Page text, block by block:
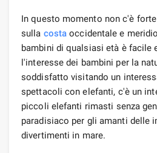
In questo momento non c'è
sulla costa occidentale e
bambini di qualsiasi età è facile
l'interesse dei bambini per la
soddisfatto visitando un
spettacoli con elefanti, c'è un
piccoli elefanti rimasti senza
paradisiaco per gli amanti delle
divertimenti in mare.